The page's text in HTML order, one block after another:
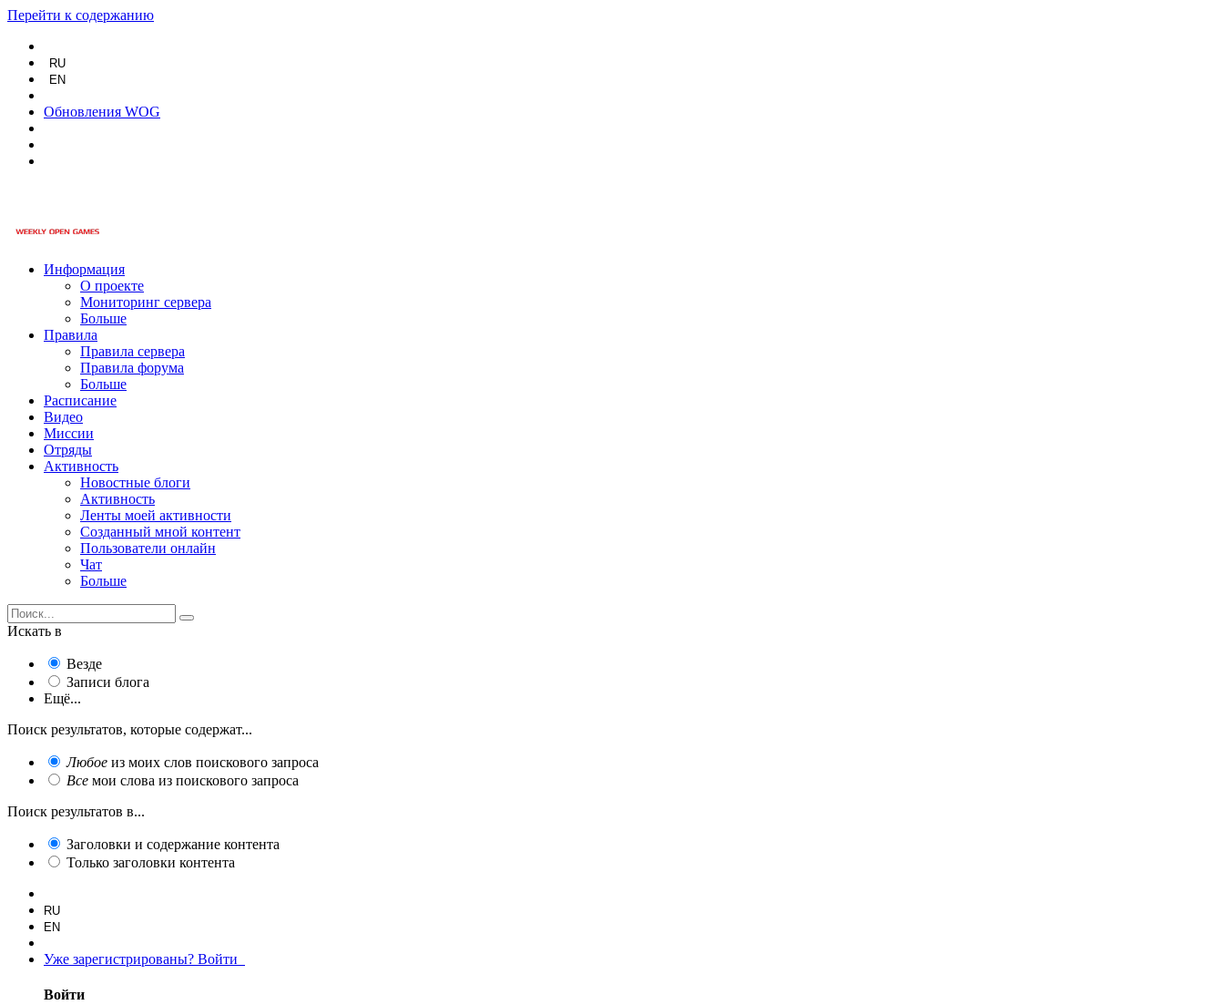
Перейти к содержанию
RU
EN
Обновления WOG
Информация
О проекте
Мониторинг сервера
Больше
Правила
Правила сервера
Правила форума
Больше
Расписание
Видео
Миссии
Отряды
Активность
Новостные блоги
Активность
Ленты моей активности
Созданный мной контент
Пользователи онлайн
Чат
Больше
Искать в
Везде
Записи блога
Ещё...
Поиск результатов, которые содержат...
Любое из моих слов поискового запроса
Все мои слова из поискового запроса
Поиск результатов в...
Заголовки и содержание контента
Только заголовки контента
RU
EN
Уже зарегистрированы? Войти
Войти